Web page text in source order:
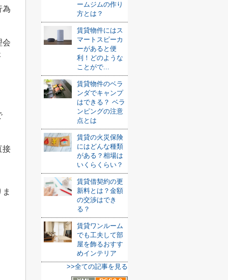
為
会
接
ームジムの作り
方とは？
賃貸物件にはス
マートスピーカ
ーがあると便
利！どのような
ことがで...
賃貸物件のベラ
ンダでキャンプ
はできる？ ベラ
ンピングの注意
点とは
賃貸の火災保険
にはどんな種類
がある？相場は
いくらくらい？
賃貸借契約の更
新料とは？金額
の交渉はでき
る？
賃貸ワンルーム
でも工夫して部
屋を飾るおすす
めインテリア
>>全ての記事を見る